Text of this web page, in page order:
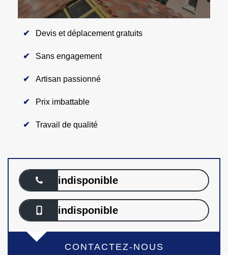
Devis et déplacement gratuits
Sans engagement
Artisan passionné
Prix imbattable
Travail de qualité
indisponible
indisponible
CONTACTEZ-NOUS